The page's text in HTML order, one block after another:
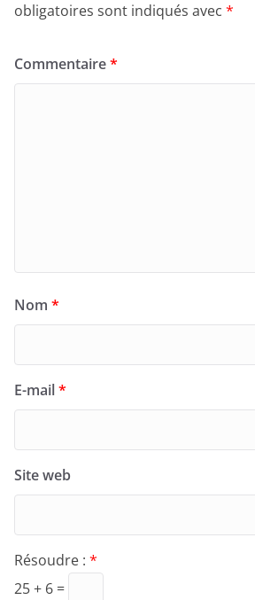
obligatoires sont indiqués avec *
Commentaire*
Nom *
E-mail*
Site web
Résoudre : *
25 + 6 =